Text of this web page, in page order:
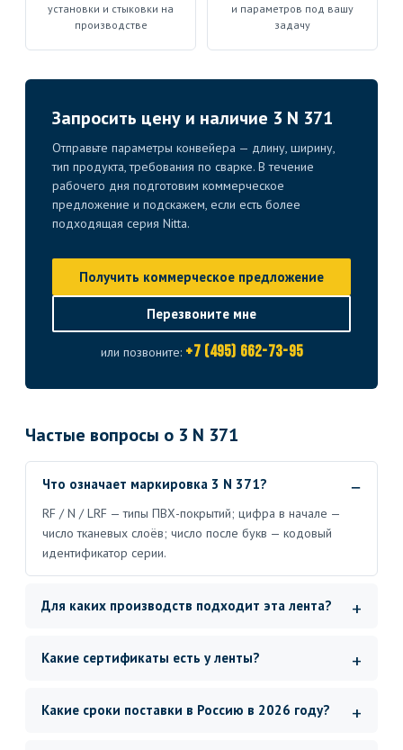
установки и стыковки на
производстве
и параметров под вашу
задачу
Запросить цену и наличие 3 N 371
Отправьте параметры конвейера — длину, ширину,
тип продукта, требования по сварке. В течение
рабочего дня подготовим коммерческое
предложение и подскажем, если есть более
подходящая серия Nitta.
Получить коммерческое предложение
Перезвоните мне
или позвоните: +7 (495) 662-73-95
Частые вопросы о 3 N 371
Что означает маркировка 3 N 371?
RF / N / LRF — типы ПВХ-покрытий; цифра в начале —
число тканевых слоёв; число после букв — кодовый
идентификатор серии.
Для каких производств подходит эта лента?
Какие сертификаты есть у ленты?
Какие сроки поставки в Россию в 2026 году?